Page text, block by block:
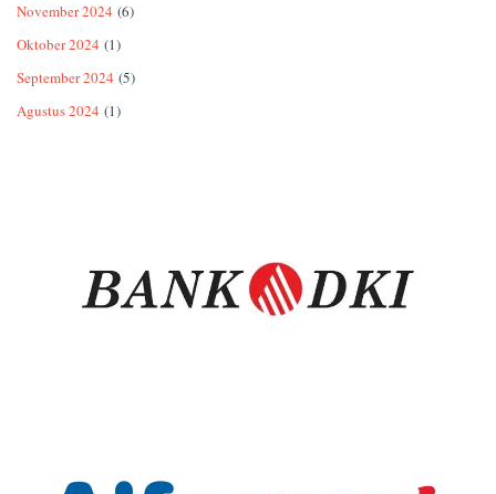
November 2024 (6)
Oktober 2024 (1)
September 2024 (5)
Agustus 2024 (1)